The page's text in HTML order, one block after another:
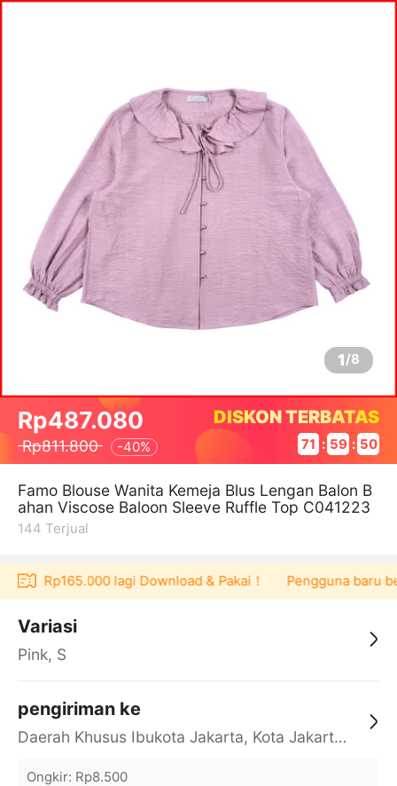
1/8
Rp487.080
Rp811.800 -40%
DISKON TERBATAS
71 : 59 : 50
Famo Blouse Wanita Kemeja Blus Lengan Balon B
ahan Viscose Baloon Sleeve Ruffle Top C041223
144 Terjual
Rp165.000 lagi Download & Pakai！ Pengguna baru
Variasi
Pink, S
pengiriman ke
Daerah Khusus Ibukota Jakarta, Kota Jakarta Barat, Cengkareng, yy
Ongkir: Rp8.500